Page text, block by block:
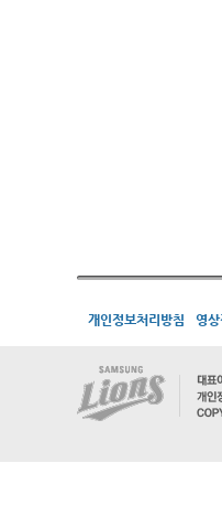
개인정보처리방침 영